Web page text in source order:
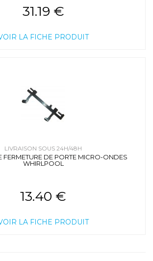
31.19 €
LA FICHE PRODUIT
LIVRAISON SOUS 24H/48H
FERMETURE DE PORTE MICRO-ONDES
WHIRLPOOL
13.40 €
LA FICHE PRODUIT